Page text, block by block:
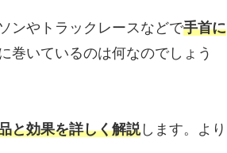
ンやトラックレースなどで手首に
巻いているのは何なのでしょう
と効果を詳しく解説します。より